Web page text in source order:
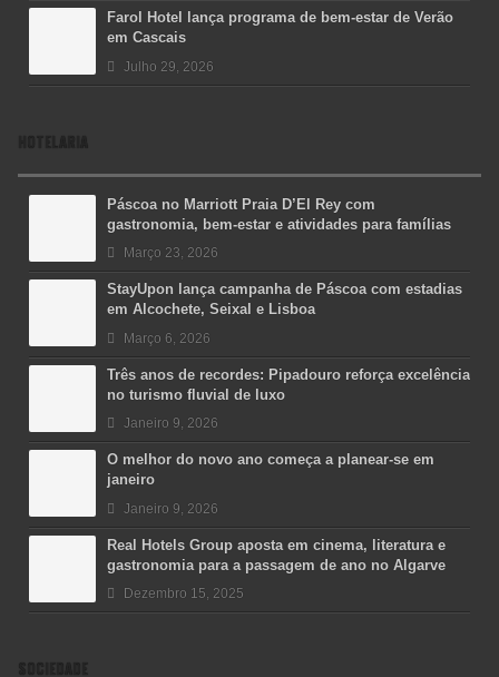
Farol Hotel lança programa de bem-estar de Verão
em Cascais
Julho 29, 2026
HOTELARIA
Páscoa no Marriott Praia D’El Rey com
gastronomia, bem-estar e atividades para famílias
Março 23, 2026
StayUpon lança campanha de Páscoa com estadias
em Alcochete, Seixal e Lisboa
Março 6, 2026
Três anos de recordes: Pipadouro reforça excelência
no turismo fluvial de luxo
Janeiro 9, 2026
O melhor do novo ano começa a planear-se em
janeiro
Janeiro 9, 2026
Real Hotels Group aposta em cinema, literatura e
gastronomia para a passagem de ano no Algarve
Dezembro 15, 2025
SOCIEDADE